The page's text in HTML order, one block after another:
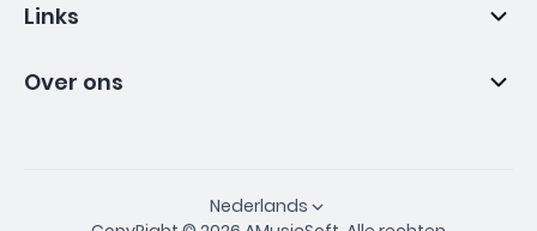
Links
Over ons
Nederlands